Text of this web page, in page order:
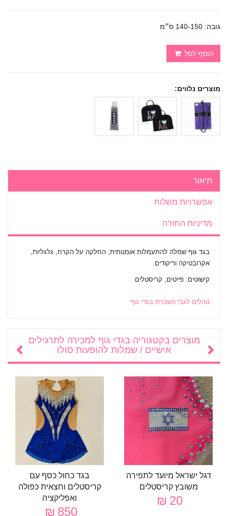
גובה: 140-150 ס״מ
הוסף לסל
מוצרים נלווים:
תיאור
אפשרויות משלוח
מדיניות החזרה
בגד גוף שמלה להתעמלות אומנותית, החלקה על הקרח, גלגליות,
אקרובטיקה וריקודים.
קישוטים: פייטים, קריסטלים
נוהלים לגבי השכרת בגדי גוף
מוצרים בקטגוריה בגדי גוף למכירה לתרגילים
אישיים / שמלות להופעות סולו
דגל ישראל מיועד לתפירה
משובץ קריסטלים
20 ₪
בגד כחול כסף עם
קריסטלים וחצאית כפולה
ואפליקציה
850 ₪